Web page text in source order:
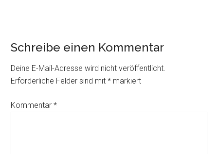
Leser-
Interaktionen
Schreibe einen Kommentar
Deine E-Mail-Adresse wird nicht veröffentlicht.
Erforderliche Felder sind mit* markiert
Kommentar*